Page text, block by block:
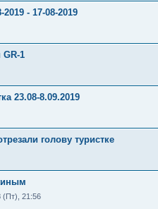
- 17-08-2019
1
23.08-8.09.2019
голову туристке
(Пт), 21:56